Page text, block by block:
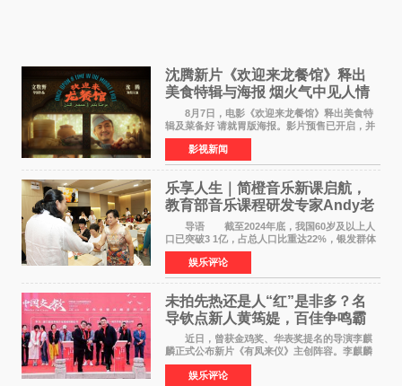
沈腾新片《欢迎来龙餐馆》释出
美食特辑与海报 烟火气中见人情
温暖
8月7日，电影《欢迎来龙餐馆》释出美食特
辑及菜备好 请就胃版海报。影片预售已开启，并
将于8月8日至10日14:00-21:00举行全国超前点
映。电影《欢迎来龙餐馆》作为战争美食喜剧大
片，讲述了中国
影视新闻
乐享人生｜简橙音乐新课启航，
教育部音乐课程研发专家Andy老
师重磅入驻领航银龄琴声
导语 截至2024年底，我国60岁及以上人
口已突破3 1亿，占总人口比重达22%，银发群体
的精神文化需求日益凸显。2024年1月，国务院办
公厅印发《关于发展银发经济增进老年人福祉的
意见》——这是
娱乐评论
未拍先热还是人“红”是非多？名
导钦点新人黄筠媞，百佳争鸣霸
气回应
近日，曾获金鸡奖、华表奖提名的导演李麒
麟正式公布新片《有凤来仪》主创阵容。李麒麟
早年凭电影《华容道》获得金鸡奖、华表奖提
名，此后长期参与国内外电影制作，其担任制片
娱乐评论